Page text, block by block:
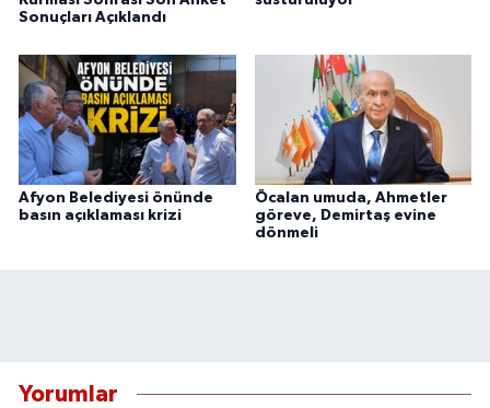
Sonuçları Açıklandı
Afyon Belediyesi önünde
basın açıklaması krizi
Öcalan umuda, Ahmetler
göreve, Demirtaş evine
dönmeli
Yorumlar